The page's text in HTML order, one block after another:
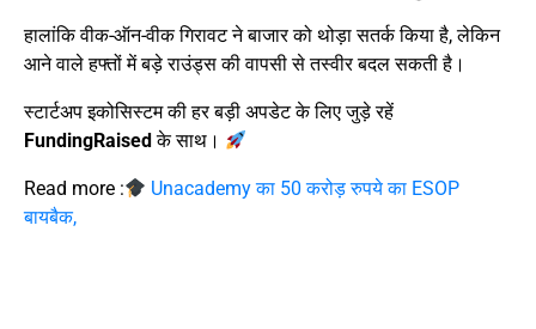
हालांकि वीक-ऑन-वीक गिरावट ने बाजार को थोड़ा सतर्क किया है, लेकिन
आने वाले हफ्तों में बड़े राउंड्स की वापसी से तस्वीर बदल सकती है।
स्टार्टअप इकोसिस्टम की हर बड़ी अपडेट के लिए जुड़े रहें
FundingRaisedके साथ।
Read more :
Unacademy का 50 करोड़ रुपये का ESOP
बायबैक,